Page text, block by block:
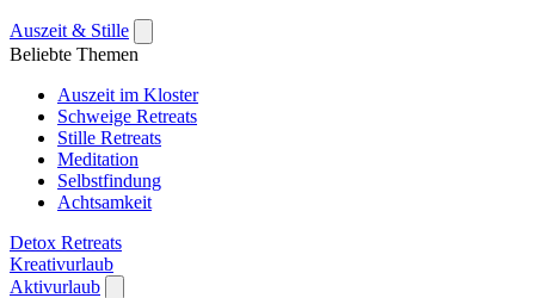
Auszeit & Stille
Beliebte Themen
Auszeit im Kloster
Schweige Retreats
Stille Retreats
Meditation
Selbstfindung
Achtsamkeit
Detox Retreats
Kreativurlaub
Aktivurlaub